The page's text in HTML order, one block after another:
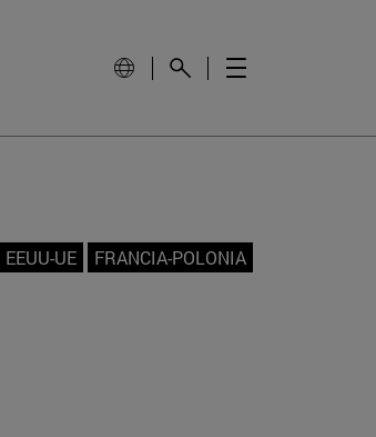
EEUU-UE FRANCIA-POLONIA